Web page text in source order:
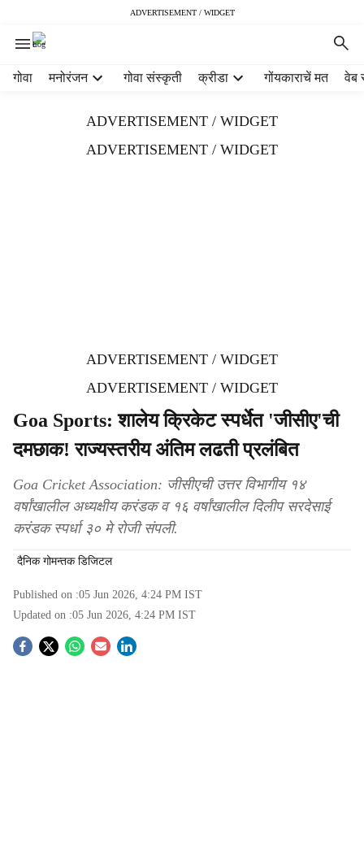
ADVERTISEMENT / WIDGET
गोवा मनोरंजन गोवा संस्कृती क्रीडा गोंयकाराचें मत वेब
ADVERTISEMENT / WIDGET
ADVERTISEMENT / WIDGET
ADVERTISEMENT / WIDGET
ADVERTISEMENT / WIDGET
Goa Sports: शालेय क्रिकेट स्पर्धेत 'जीसीए'ची
दमछाक! राज्यस्तरीय अंतिम लढती प्रलंबित
Goa Cricket Association: जीसीएची उत्तर विभागीय १४
वर्षांखालील अध्यक्षीय करंडक व १६ वर्षांखालील दिलीप सरदेसाई
करंडक स्पर्धा ३० मे रोजी संपली.
दैनिक गोमन्तक डिजिटल
Published on :05 Jun 2026, 4:24 PM IST
Updated on :05 Jun 2026, 4:24 PM IST
S